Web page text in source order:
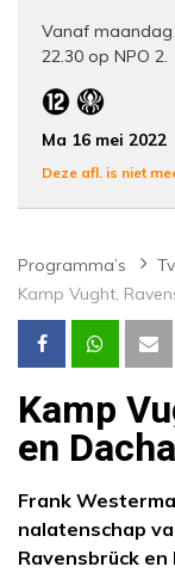
Vanaf
22.30 op NPO 2.
Ma 16 mei 2022
Deze afl. is niet
Programma’s Tv
Kamp
en
Frank
nalatenschap
Ravensbrück en